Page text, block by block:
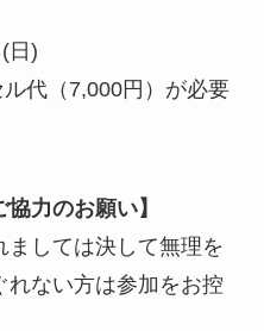
日)
代（7,000円）が必要
力のお願い】
ましては決して無理を
ない方は参加をお控